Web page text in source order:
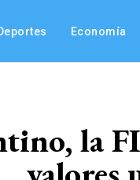
Economía
la